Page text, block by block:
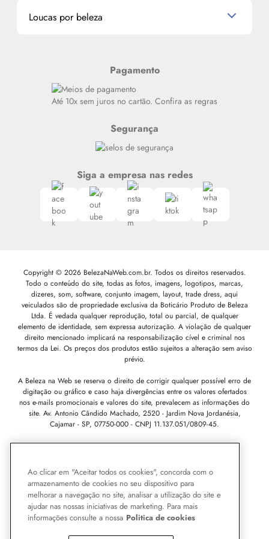
Miniaturas de Produtos de Cabelo
Meus endereços
Loucas por beleza
Siga nosso canal no Whatsapp
Pagamento
Até 10x sem juros no cartão. Confira as regras
Segurança
Siga a empresa nas redes
Copyright © 2026 BelezaNaWeb.com.br. Todos os direitos reservados.
Todo o conteúdo do site, todas as fotos, imagens, logotipos, marcas,
dizeres, som, software, conjunto imagem, layout, trade dress, aqui
veiculados são de propriedade exclusiva da Boticário Produto de Beleza
Ltda. É vedada qualquer reprodução, total ou parcial, de qualquer
elemento de identidade, sem expressa autorização. A violação de qualquer
direito mencionado implicará na responsabilização cível e criminal nos
termos da Lei. Os preços dos produtos estão sujeitos a alteração sem aviso
prévio.
A Beleza na Web se reserva o direito de corrigir qualquer possível erro de
digitação ou gráfico e caso haja divergências entre os valores ofertados
nos e-mails promocionais e valores do site, prevalecem as informações do
site. Av. Antonio Cândido Machado, 2520 - Jardim Nova Jordanésia,
Cajamar - SP, 07750-000 - CNPJ 11.137.051/0809-45.
Ao clicar em "Aceitar todos os cookies", concorda com o
armazenamento de cookies no seu dispositivo para
melhorar a navegação no site, analisar a utilização do site e
ajudar nas nossas iniciativas de marketing. Para mais
informações consulte a nossa Politica de cookies